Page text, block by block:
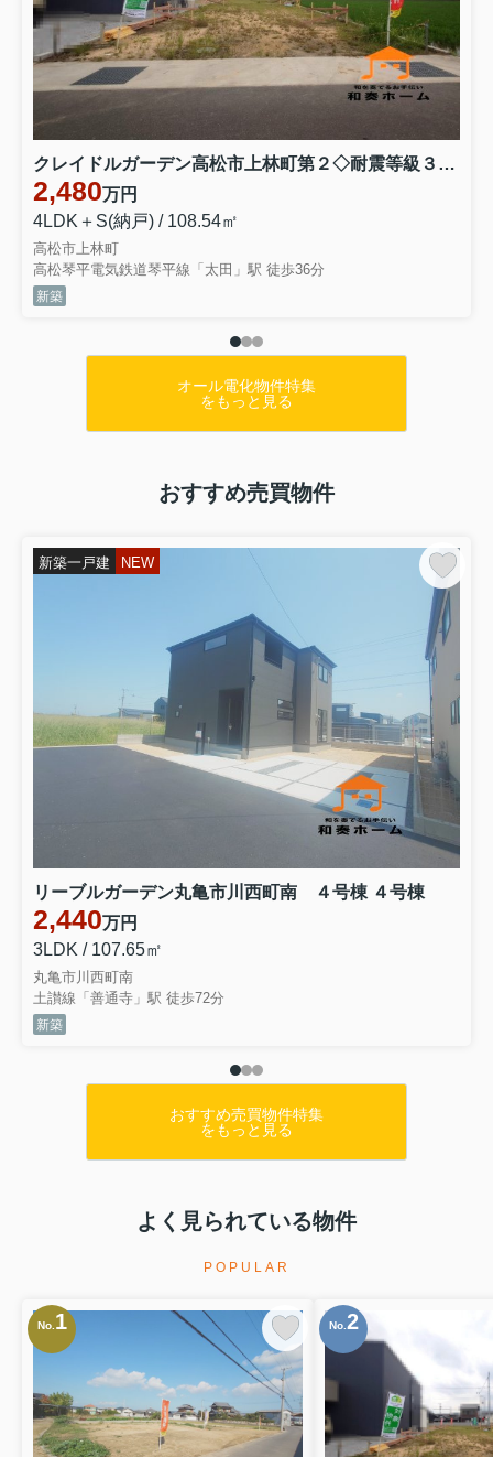
クレイドルガーデン高松市上林町第２◇耐震等級３取得の地震に強いオール電化住宅です！ １号棟
2,480万円
4LDK＋S(納戸) / 108.54㎡
高松市上林町
高松琴平電気鉄道琴平線「太田」駅 徒歩36分
新築
オール電化物件特集
をもっと見る
おすすめ売買物件
新築一戸建 NEW
リーブルガーデン丸亀市川西町南 ４号棟 ４号棟
2,440万円
3LDK / 107.65㎡
丸亀市川西町南
土讃線「善通寺」駅 徒歩72分
新築
おすすめ売買物件特集
をもっと見る
よく見られている物件
POPULAR
No. 1 No. 2